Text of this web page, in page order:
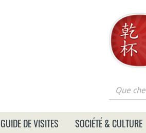
Que cherchez-
GUIDE DE VISITES SOCIÉTÉ & CULTURE